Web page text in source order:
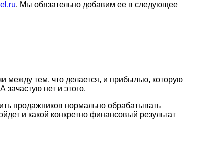
. Мы обязательно добавим ее в следующее
между тем, что делается, и прибылью, которую
зачастую нет и этого.
продажников нормально обрабатывать
и какой конкретно финансовый результат